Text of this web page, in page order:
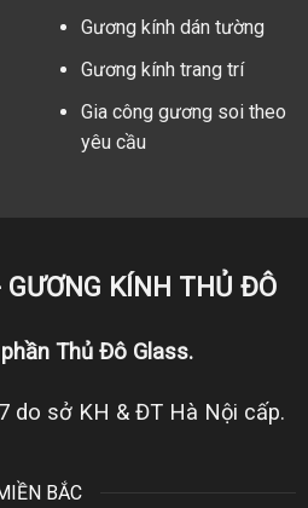
Gương kính dán tường
Gương kính trang trí
Gia công gương soi theo
yêu cầu
KÍNH THỦ ĐÔ
Thủ Đô Glass.
do sở KH & ĐT Hà Nội cấp.
BẮC